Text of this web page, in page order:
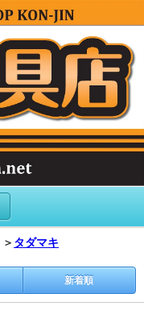
＞ タダマキ
新着順